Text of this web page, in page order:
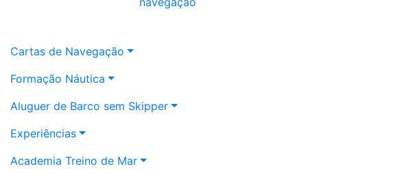
Cartas de Navegação
Formação Náutica
Aluguer de Barco sem Skipper
Experiências
Academia Treino de Mar